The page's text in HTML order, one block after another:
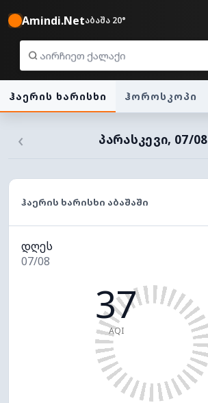
Amindi.Netაბაშა 20°
ჰაერის ხარისხი ჰოროსკოპი
‹ ᲞᲐᲠᲐᲡᲙᲔᲕᲘ, 07/08
ᲰᲐᲔᲠᲘᲡ ᲮᲐᲠᲘᲡᲮᲘ ᲐᲑᲐᲨᲐᲨᲘ
დღეს
07/08
37
AQI